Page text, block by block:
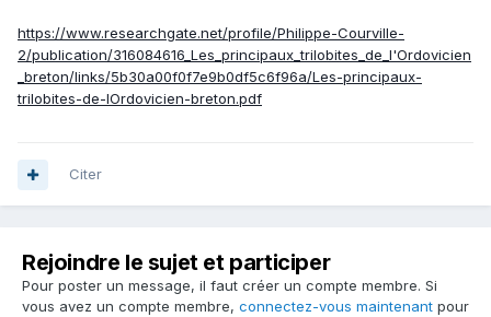
https://www.researchgate.net/profile/Philippe-Courville-
2/publication/316084616_Les_principaux_trilobites_de_l'Ordovicien
_breton/links/5b30a00f0f7e9b0df5c6f96a/Les-principaux-
trilobites-de-lOrdovicien-breton.pdf
Citer
Rejoindre le sujet et participer
Pour poster un message, il faut créer un compte membre. Si
vous avez un compte membre, connectez-vous maintenant pour